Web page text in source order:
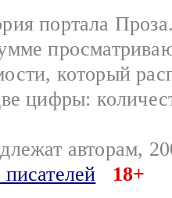
портала
который
цифры:
авторам,
18+